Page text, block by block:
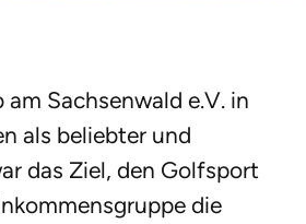
Sachsenwald e.V. in
als beliebter und
das Ziel, den Golfsport
die